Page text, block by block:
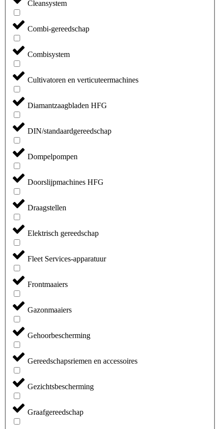
Cleansystem
Combi-gereedschap
Combisystem
Cultivatoren en verticuteermachines
Diamantzaagbladen HFG
DIN/standaardgereedschap
Dompelpompen
Doorslijpmachines HFG
Draagstellen
Elektrisch gereedschap
Fleet Services-apparatuur
Frontmaaiers
Gazonmaaiers
Gehoorbescherming
Gereedschapsriemen en accessoires
Gezichtsbescherming
Graafgereedschap